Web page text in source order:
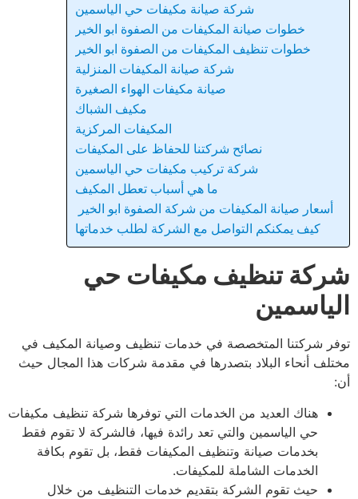
شركة صيانة مكيفات حي الياسمين
خطوات صيانة المكيفات من الصفوة ابو الخير
خطوات تنظيف المكيفات من الصفوة ابو الخير
شركة صيانة المكيفات المنزلية
نصائح شركتنا للحفاظ على المكيفات
شركة تركيب مكيفات حي الياسمين
ما هي أسباب تعطل المكيف
أسعار صيانة المكيفات من شركة الصفوة ابو الخير
كيف يمكنكم التواصل مع الشركة لطلب خدماتها
تنظيف مكيفات حي
شركتنا المتخصصة في خدمات تنظيف وصيانة المكيف في
أنحاء البلاد بتصدرها في مقدمة شركات هذا المجال حيث
هناك العديد من الخدمات التي توفرها شركة تنظيف مكيفات
حي الياسمين والتي تعد رائدة فيها، فالشركة لا تقوم فقط
بخدمات صيانة وتنظيف المكيفات فقط، بل تقوم بكافة
الخدمات الشاملة للمكيفات.
حيث تقوم الشركة بتقديم خدمات التنظيف من خلال